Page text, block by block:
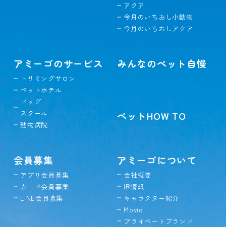
アクア
今月のいちおし小動物
今月のいちおしアクア
アミーゴのサービス
トリミングサロン
ペットホテル
ドッグ
スクール
動物病院
みんなのペット自慢
ペットHOW TO
会員募集
アプリ会員募集
カード会員募集
LINE会員募集
アミーゴについて
会社概要
IR情報
キャラクター紹介
Movie
プライベートブランド